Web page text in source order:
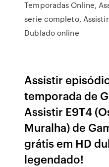
Temporadas Online,
serie completo,
Dublado online
Assistir
temporada de
Assistir E9T4
Muralha) de
grátis em HD
legendado!